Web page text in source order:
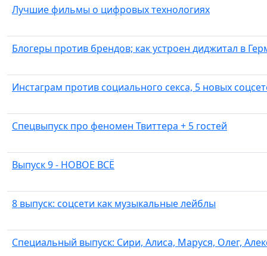
Лучшие фильмы о цифровых технологиях
Блогеры против брендов; как устроен диджитал в
Инстаграм против социального cекса, 5 новых
Спецвыпуск про феномен Твиттера + 5 гостей
Выпуск 9 - НОВОЕ ВСË
8 выпуск: соцсети как музыкальные лейблы
Специальный выпуск: Сири, Алиса, Маруся, Олег,